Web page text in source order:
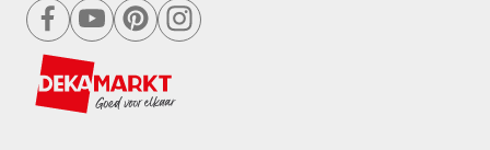
facebookyoutubepinterestinstagram